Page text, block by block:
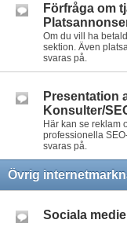
Förfråga om
Om du vill ha
sektion. Även
svaras på.
Presentation
Konsulter/
Här kan se reklam
professionella
svaras på.
Övrig
Sociala